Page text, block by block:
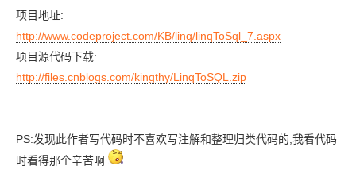
项目地址:
http://www.codeproject.com/KB/linq/linqToSql_7.aspx
项目源代码下载:
http://files.cnblogs.com/kingthy/LinqToSQL.zip
PS:发现此作者写代码时不喜欢写注解和整理归类代码的,我看代码
时看得那个辛苦啊.